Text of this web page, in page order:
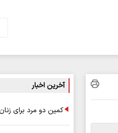
آخرین اخبار
کمین دو مرد برای